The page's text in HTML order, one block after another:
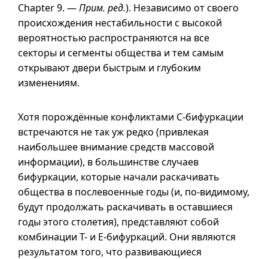
Chapter 9. —Прим. ред.). Независимо от своего
происхождения нестабильности с высокой
вероятностью распространяются на все
секторы и сегменты общества и тем самым
открывают двери быстрым и глубоким
изменениям.
Хотя порождённые конфликтами С-бифуркации
встречаются не так уж редко (привлекая
наибольшее внимание средств массовой
информации), в большинстве случаев
бифуркации, которые начали раскачивать
общества в послевоенные годы (и, по-видимому,
будут продолжать раскачивать в оставшиеся
годы этого столетия), представляют собой
комбинации Т- и Е-бифуркаций. Они являются
результатом того, что развивающиеся